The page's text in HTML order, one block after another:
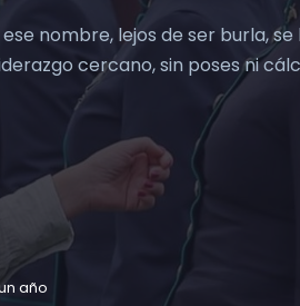
ese nombre, lejos de ser burla, se
cercano, sin poses ni
año